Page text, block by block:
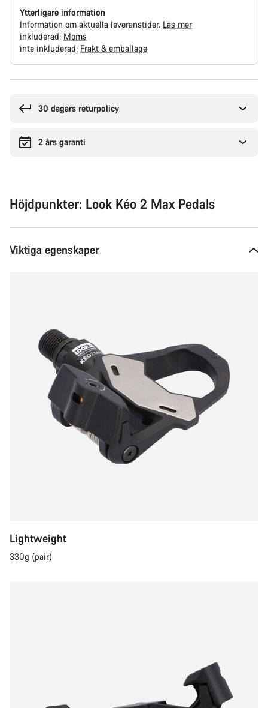
Ytterligare information
Information om aktuella leveranstider. Läs mer
inkluderad: Moms
inte inkluderad: Frakt & emballage
köpa
30 dagars returpolicy
2 års garanti
Höjdpunkter: Look Kéo 2 Max Pedals
Viktiga egenskaper
Lightweight
330g (pair)